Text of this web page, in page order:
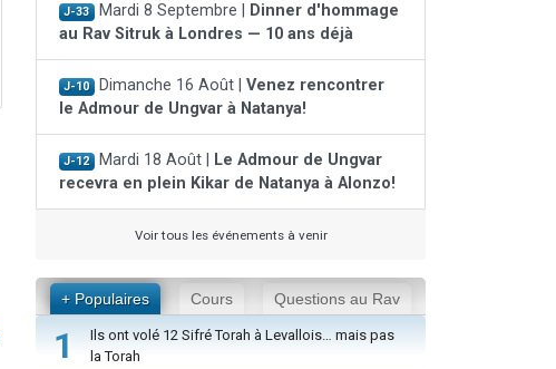
J-33 Mardi 8 Septembre |
Dinner d'hommage
au Rav Sitruk à Londres — 10 ans déjà
J-10 Dimanche 16 Août | Venez rencontrer
le Admour de Ungvar à Natanya!
J-12 Mardi 18 Août |
Le Admour de Ungvar
recevra en plein Kikar de Natanya à Alonzo!
Voir tous les événements à venir
+ Populaires Cours Questions au Rav
1
Ils ont volé 12 Sifré Torah à Levallois… mais pas
la Torah